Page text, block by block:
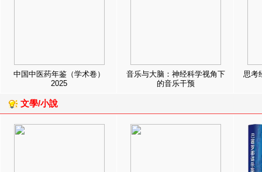
中国中医药年鉴（学术卷）
2025
音乐与大脑：神经科学视角下
的音乐干预
思考
文學/小說